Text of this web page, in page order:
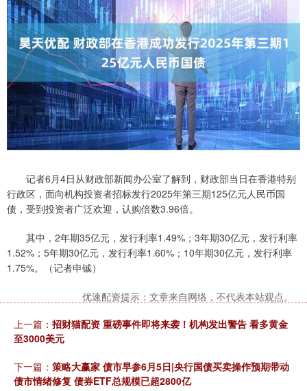
记者6月4日从财政部新闻办公室了解到，财政部当日在香港特别
行政区，面向机构投资者招标发行2025年第三期125亿元人民币国
债，受到投资者广泛欢迎，认购倍数3.96倍。
其中，2年期35亿元，发行利率1.49%；3年期30亿元，发行利率
1.52%；5年期30亿元，发行利率1.60%；10年期30亿元，发行利率
1.75%。（记者申铖）
优速配资提示：文章来自网络，不代表本站观点。
上一篇： 招财猫配资 重磅事件即将来袭！机构发出警告 看多黄金
至3000美元
下一篇： 策略大赢家 债市早参6月5日|央行国债买卖操作预期带动
债市情绪修复 债券ETF总规模已超2800亿